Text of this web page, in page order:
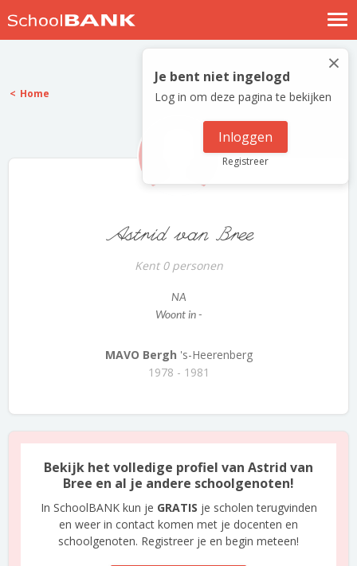
Nostalgische verhalen
Log in
Meld je gratis aan
×
Je bent niet ingelogd
Log in om deze pagina te bekijken
Inloggen
Registreer
Home
Astrid van Bree
Kent 0 personen
NA
Woont in -
MAVO Bergh 's-Heerenberg
1978 - 1981
Bekijk het volledige profiel van Astrid van
Bree en al je andere schoolgenoten!
In SchoolBANK kun je GRATIS je scholen terugvinden
en weer in contact komen met je docenten en
schoolgenoten. Registreer je en begin meteen!